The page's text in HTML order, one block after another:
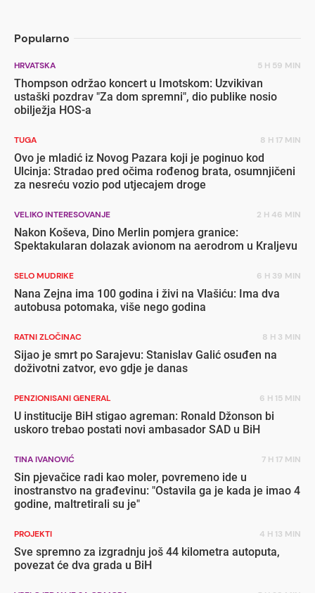
Popularno
HRVATSKA 5 H 59 MIN
Thompson održao koncert u Imotskom: Uzvikivan
ustaški pozdrav "Za dom spremni", dio publike nosio
obilježja HOS-a
TUGA 8 H 17 MIN
Ovo je mladić iz Novog Pazara koji je poginuo kod
Ulcinja: Stradao pred očima rođenog brata, osumnjičeni
za nesreću vozio pod utjecajem droge
VELIKO INTERESOVANJE 2 H 46 MIN
Nakon Koševa, Dino Merlin pomjera granice:
Spektakularan dolazak avionom na aerodrom u Kraljevu
SELO MUDRIKE 6 H 39 MIN
Nana Zejna ima 100 godina i živi na Vlašiću: Ima dva
autobusa potomaka, više nego godina
RATNI ZLOČINAC 8 H 3 MIN
Sijao je smrt po Sarajevu: Stanislav Galić osuđen na
doživotni zatvor, evo gdje je danas
PENZIONISANI GENERAL 6 H 15 MIN
U institucije BiH stigao agreman: Ronald Džonson bi
uskoro trebao postati novi ambasador SAD u BiH
TINA IVANOVIĆ 7 H 17 MIN
Sin pjevačice radi kao moler, povremeno ide u
inostranstvo na građevinu: "Ostavila ga je kada je imao 4
godine, maltretirali su je"
PROJEKTI 4 H 13 MIN
Sve spremno za izgradnju još 44 kilometra autoputa,
povezat će dva grada u BiH